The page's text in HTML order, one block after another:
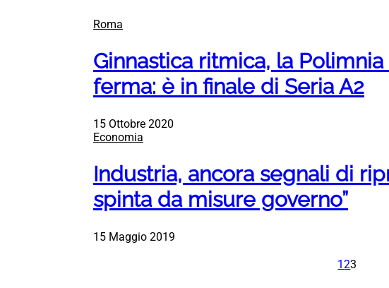
Roma
Ginnastica ritmica, la
ferma: è in finale di Seria A2
15 Ottobre 2020
Economia
Industria, ancora segnali di
spinta da misure governo”
15 Maggio 2019
123